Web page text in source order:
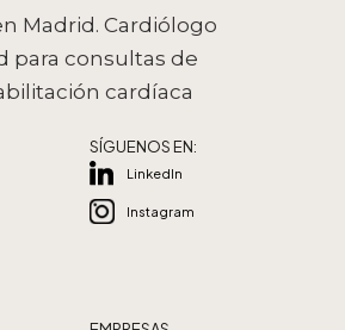
SÍGUENOS EN:
LinkedIn
Instagram